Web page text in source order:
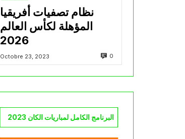
نظام تصفيات أفريقيا
المؤهلة لكأس العالم
2026
Octobre 23, 2023 0
البرنامج الكامل لمباريات الكان 2023